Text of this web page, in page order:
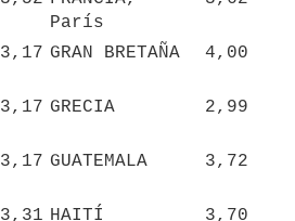
París
3,17 GRAN BRETAÑA 4,00
3,17 GRECIA 2,99
3,17 GUATEMALA 3,72
3,31 HAITÍ
3,70